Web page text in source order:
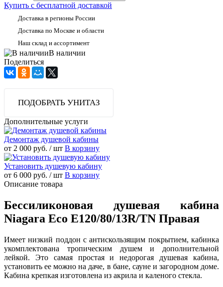
Купить с бесплатной доставкой
Доставка в регионы России
Доставка по Москве и области
Наш склад и ассортимент
В наличии
Поделиться
ПОДОБРАТЬ УНИТАЗ
Дополнительные услуги
Демонтаж душевой кабины
от 2 000 руб. / шт В корзину
Установить душевую кабину
от 6 000 руб. / шт В корзину
Описание товара
Бессиликоновая душевая кабина
Niagara Eco E120/80/13R/ТN Правая
Имеет низкий поддон с антискользящим покрытием, кабинка
укомплектована тропическим душем и дополнительной
лейкой. Это самая простая и недорогая душевая кабина,
установить ее можно на даче, в бане, сауне и загородном доме.
Кабина крепкая изготовлена из акрила и каленого стекла.